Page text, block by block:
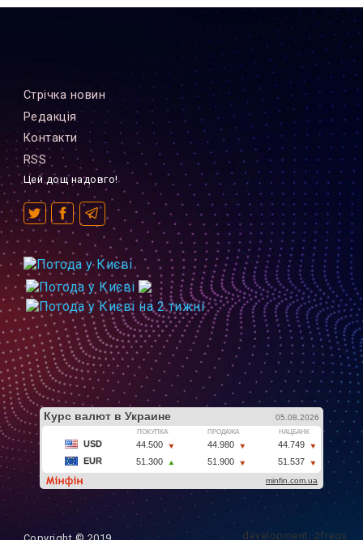
Стрiчка новин
Редакцiя
Контакти
RSS
Цей дощ надовго!
development: 2frags